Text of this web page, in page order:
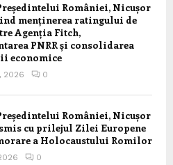
României, Nicușor
menținerea ratingului de
Agenția Fitch,
PNRR și consolidarea
economice
2026 0
României, Nicușor
cu prilejul Zilei Europene
a Holocaustului Romilor
0